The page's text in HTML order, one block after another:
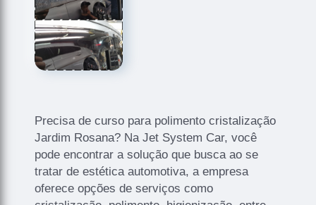
Precisa de curso para polimento cristalização
Jardim Rosana? Na Jet System Car, você
pode encontrar a solução que busca ao se
tratar de estética automotiva, a empresa
oferece opções de serviços como